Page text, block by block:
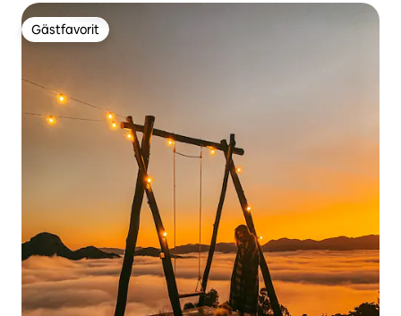
Gästfavorit
Gästfavorit